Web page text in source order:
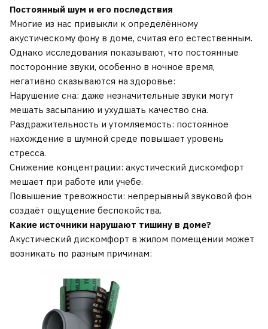
Постоянный шум и его последствия
Многие из нас привыкли к определённому
акустическому фону в доме, считая его естественным.
Однако исследования показывают, что постоянные
посторонние звуки, особенно в ночное время,
негативно сказываются на здоровье:
Нарушение сна: даже незначительные звуки могут
мешать засыпанию и ухудшать качество сна.
Раздражительность и утомляемость: постоянное
нахождение в шумной среде повышает уровень
стресса.
Снижение концентрации: акустический дискомфорт
мешает при работе или учебе.
Повышение тревожности: непрерывный звуковой фон
создаёт ощущение беспокойства.
Какие источники нарушают тишину в доме?
Акустический дискомфорт в жилом помещении может
возникать по разным причинам: